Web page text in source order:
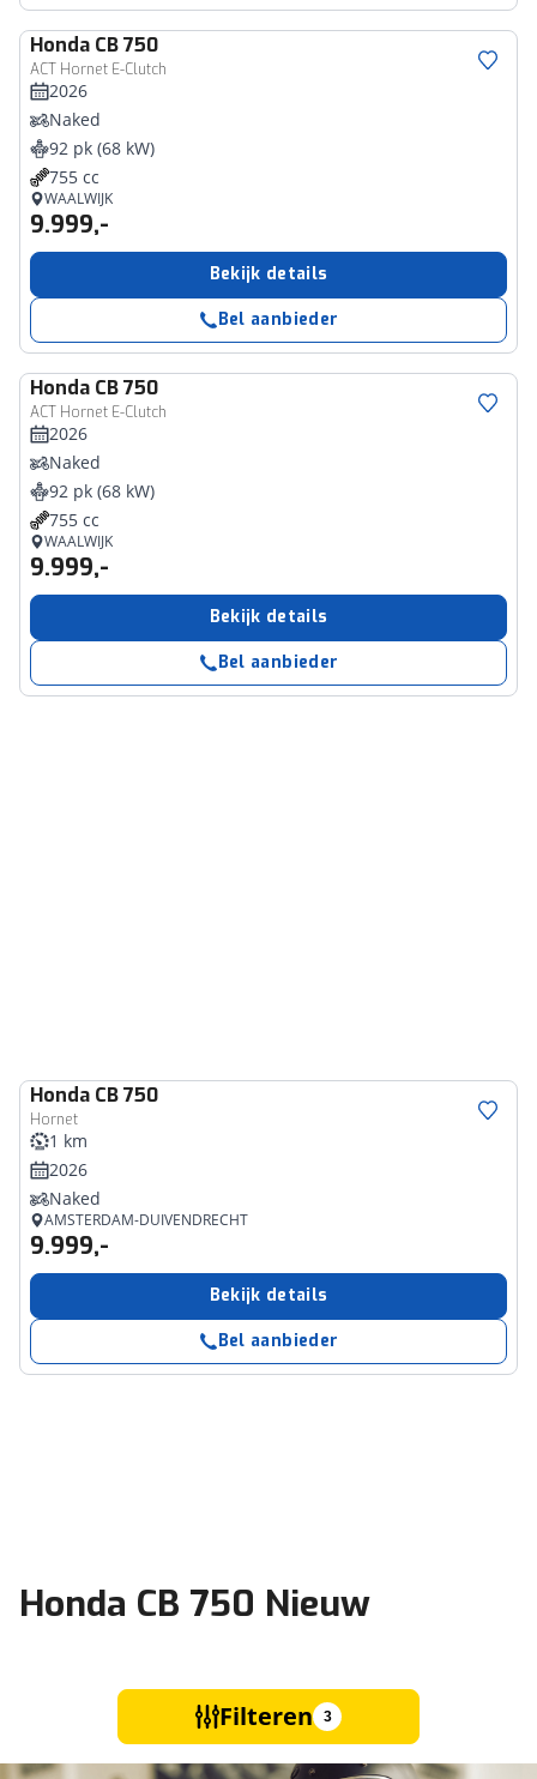
Honda CB 750
ACT Hornet E-Clutch
2026
Naked
92 pk (68 kW)
755 cc
WAALWIJK
9.999,-
Bekijk details
Bel aanbieder
Honda CB 750
ACT Hornet E-Clutch
2026
Naked
92 pk (68 kW)
755 cc
WAALWIJK
9.999,-
Bekijk details
Bel aanbieder
Honda CB 750
Hornet
1 km
2026
Naked
AMSTERDAM-DUIVENDRECHT
9.999,-
Bekijk details
Bel aanbieder
Honda CB 750 Nieuw
Filteren 3